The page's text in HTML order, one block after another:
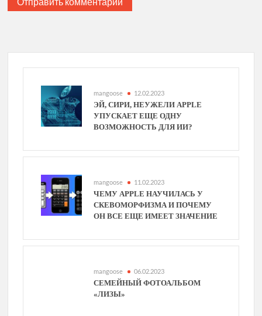
mangoose 12.02.2023
ЭЙ, СИРИ, НЕУЖЕЛИ APPLE
УПУСКАЕТ ЕЩЕ ОДНУ
ВОЗМОЖНОСТЬ ДЛЯ ИИ?
mangoose 11.02.2023
ЧЕМУ APPLE НАУЧИЛАСЬ У
СКЕВОМОРФИЗМА И ПОЧЕМУ
ОН ВСЕ ЕЩЕ ИМЕЕТ ЗНАЧЕНИЕ
mangoose 06.02.2023
СЕМЕЙНЫЙ ФОТОАЛЬБОМ
«ЛИЗЫ»